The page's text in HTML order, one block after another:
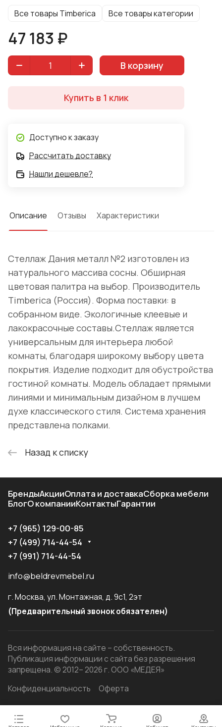
Все товары Timberica Все товары категории
47 183 ₽
В корзину
Купить в 1 клик
Доступно к заказу
Рассчитать доставку
Нашли дешевле?
Описание Отзывы Характеристики
Стеллаж Дания металл №2 изготовлен из
натурального массива сосны. Обширная
цветовая палитра на выбор. Производитель
Timberica (Россия). Форма поставки: в
собранном виде. Экологичные клеевые и
лакокрасочные составы.Стеллаж является
универсальным для интерьера любой
комнаты, благодаря широкому выбору цвета
покрытия. Изделие подходит для обустройства
гостиной комнаты. Модель обладает прямыми
линиями и минимальным дизайном в лучшем
духе классического стиля. Система хранения
представлена полками.
Назад к списку
БрендыАкцииОплата и доставкаСборка мебели
БлогО компанииКонтактыГарантии
+7 (965) 129-00-85
+7 (499) 714-44-54
+7 (991) 714-44-54
info@beldrevmebel.ru
г. Москва, ул. Монтажная, д. 9с1, 2эт
(Предварительный звонок обязателен)
Вся информация на сайте – собственность.
Публикация информации с сайта без разрешения
запрещена. © 2012– 2026 г. ООО «МЕДЕЯ»
Конфиденциальность
Оферта